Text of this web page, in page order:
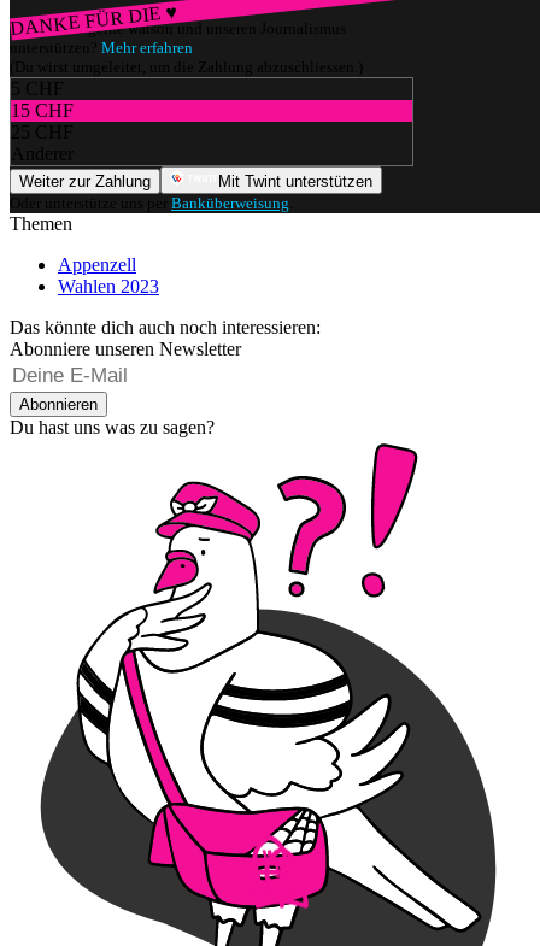
DANKE FÜR DIE ♥
Würdest du gerne watson und unseren Journalismus
unterstützen? Mehr erfahren
(Du wirst umgeleitet, um die Zahlung abzuschliessen.)
5 CHF
15 CHF
25 CHF
Anderer
Weiter zur Zahlung
Mit Twint unterstützen
Oder unterstütze uns per Banküberweisung
Themen
Appenzell
Wahlen 2023
Das könnte dich auch noch interessieren:
Abonniere unseren Newsletter
Abonnieren
Du hast uns was zu sagen?